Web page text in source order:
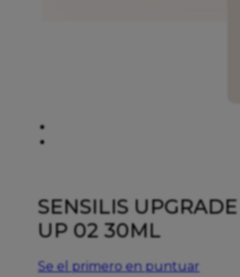
SENSILIS
UP 02 30ML
Se el primero en puntuar